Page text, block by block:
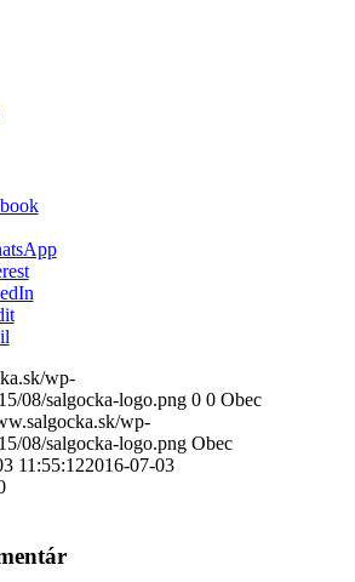
wp-
08/salgocka-logo.png 0 0 Obec
wp-
08/salgocka-logo.png Obec
11:55:122016-07-03